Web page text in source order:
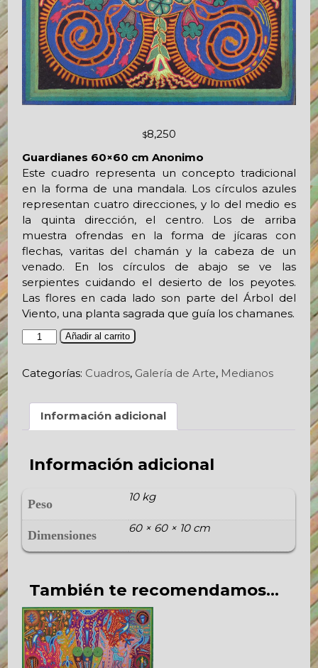
$8,250
Guardianes 60×60 cm Anonimo
Este cuadro representa un concepto tradicional
en la forma de una mandala. Los círculos azules
representan cuatro direcciones, y lo del medio es
la quinta dirección, el centro. Los de arriba
muestra ofrendas en la forma de jícaras con
flechas, varitas del chamán y la cabeza de un
venado. En los círculos de abajo se ve las
serpientes cuidando el desierto de los peyotes.
Las flores en cada lado son parte del Árbol del
Viento, una planta sagrada que guía los chamanes.
GuardianesAñadir al carrito
Categorías: Cuadros, Galería de Arte, Medianos
Información adicional
Información adicional
Peso
10 kg
Dimensiones
60 × 60 × 10 cm
También te recomendamos…